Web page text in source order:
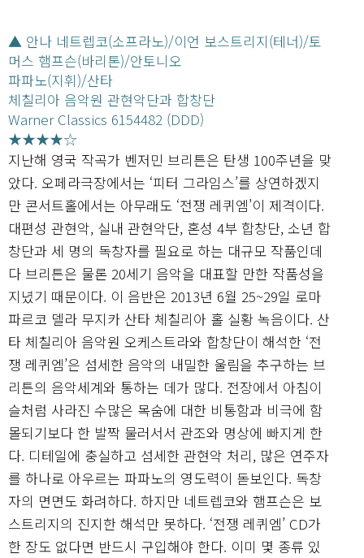
▲ 안나 네트렙코(소프라노)/이언 보스트리지(테너)/토
머스 햄프슨(바리톤)/안토니오
파파노(지휘)/산타
체칠리아 음악원 관현악단과 합창단
Warner Classics 6154482 (DDD)
★★★★☆
지난해 영국 작곡가 벤저민 브리튼은 탄생 100주년을 맞
았다. 오페라극장에서는 ‘피터 그라임스’를 상연하겠지
만 콘서트홀에서는 아무래도 ‘전쟁 레퀴엠’이 제격이다.
대편성 관현악, 실내 관현악단, 혼성 4부 합창단, 소년 합
창단과 세 명의 독창자를 필요로 하는 대규모 작품인데
다 브리튼은 물론 20세기 음악을 대표할 만한 작품성을
지녔기 때문이다. 이 음반은 2013년 6월 25~29일 로마
파르코 델라 무지카 산타 체칠리아 홀 실황 녹음이다. 산
타 체칠리아 음악원 오케스트라와 합창단이 해석한 ‘전
쟁 레퀴엠’은 섬세한 음악의 내밀한 울림을 추구하는 브
리튼의 음악세계와 통하는 데가 많다. 전장에서 아침이
슬처럼 사라진 수많은 목숨에 대한 비통함과 비극에 함
몰되기보다 한 발짝 물러서서 관조와 명상에 빠지게 한
다. 디테일에 충실하고 섬세한 관현악 처리, 많은 연주자
를 하나로 아우르는 파파노의 영도력이 돋보인다. 독창
자의 면면도 화려하다. 하지만 네트렙코와 햄프슨은 보
스트리지의 진지한 해석만 못하다. ‘전쟁 레퀴엠’ CD가
한 장도 없다면 반드시 구입해야 한다. 이미 몇 종류 있